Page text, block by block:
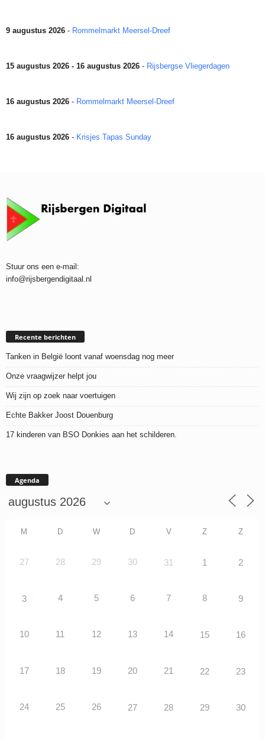
9 augustus 2026 - Rommelmarkt Meersel-Dreef
15 augustus 2026 - 16 augustus 2026 - Rijsbergse Vliegerdagen
16 augustus 2026 - Rommelmarkt Meersel-Dreef
16 augustus 2026 - Krisjes Tapas Sunday
Stuur ons een e-mail:
info@rijsbergendigitaal.nl
Recente berichten
Tanken in België loont vanaf woensdag nog meer
Onze vraagwijzer helpt jou
Wij zijn op zoek naar voertuigen
Echte Bakker Joost Douenburg
17 kinderen van BSO Donkies aan het schilderen.
Agenda
M D W D V Z Z
27 28 29 30 31 1 2
3 4 5 6 7 8 9
10 11 12 13 14 15 16
17 18 19 20 21 22 23
24 25 26 27 28 29 30